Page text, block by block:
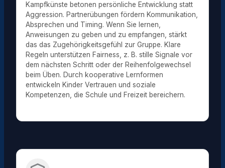
Kampfkünste betonen persönliche Entwicklung statt
Aggression. Partnerübungen fördern Kommunikation,
Absprechen und Timing. Wenn Sie lernen,
Anweisungen zu geben und zu empfangen, stärkt
das das Zugehörigkeitsgefühl zur Gruppe. Klare
Regeln unterstützen Fairness, z. B. stille Signale vor
dem nächsten Schritt oder der Reihenfolgewechsel
beim Üben. Durch kooperative Lernformen
entwickeln Kinder Vertrauen und soziale
Kompetenzen, die Schule und Freizeit bereichern.